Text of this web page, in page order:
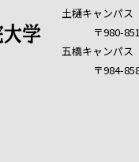
土樋キャンパス
〒980-
五橋キャンパス
〒984-